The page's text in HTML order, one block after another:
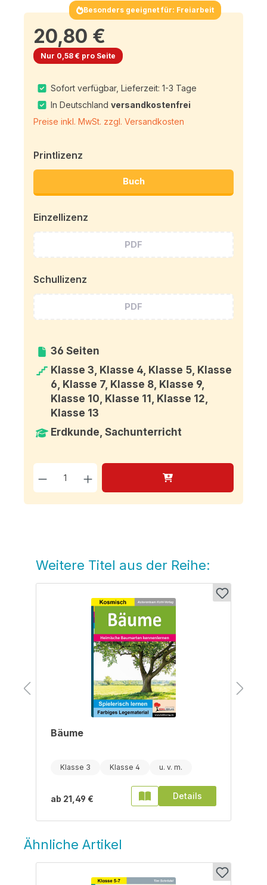
Besonders geeignet für: Freiarbeit
20,80 €
Nur 0,58 € pro Seite
Sofort verfügbar, Lieferzeit: 1-3 Tage
In Deutschlandversandkostenfrei
Preise inkl. MwSt. zzgl. Versandkosten
Printlizenz
Buch
Einzellizenz
PDF
Schullizenz
PDF
36 Seiten
Klasse 3, Klasse 4, Klasse 5, Klasse
6, Klasse 7, Klasse 8, Klasse 9,
Klasse 10, Klasse 11, Klasse 12,
Klasse 13
Erdkunde, Sachunterricht
Produkt Anzahl: Gib den
Produktgalerie überspringen
Weitere Titel aus der Reihe:
Bäume
Klasse 3 Klasse 4
ab 21,49 € Details
Ähnliche Artikel